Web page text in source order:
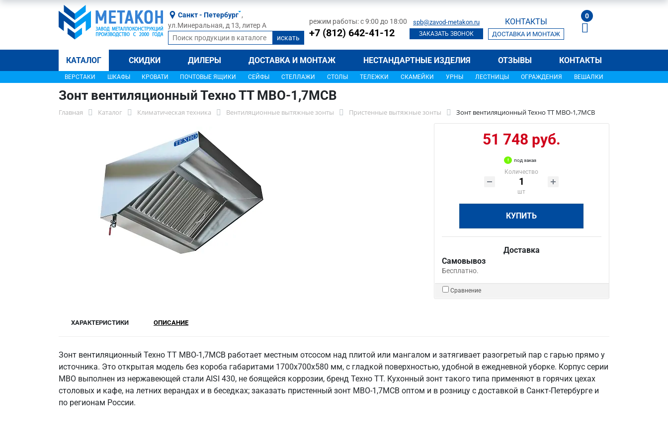
Санкт - Петербург ,
ул.Минеральная, д 13, литер А
режим работы: с 9:00 до 18:00
+7 (812) 642-41-12
spb@zavod-metakon.ru
ЗАКАЗАТЬ ЗВОНОК
КОНТАКТЫ
ДОСТАВКА И МОНТАЖ
0
КАТАЛОГ СКИДКИ ДИЛЕРЫ ДОСТАВКА И МОНТАЖ НЕСТАНДАРТНЫЕ ИЗДЕЛИЯ ОТЗЫВЫ КОНТАКТЫ
ВЕРСТАКИ ШКАФЫ КРОВАТИ ПОЧТОВЫЕ ЯЩИКИ СЕЙФЫ СТЕЛЛАЖИ СТОЛЫ ТЕЛЕЖКИ СКАМЕЙКИ УРНЫ ЛЕСТНИЦЫ ОГРАЖДЕНИЯ ВЕШАЛКИ
Зонт вентиляционный Техно ТТ МВО-1,7МСВ
Главная Каталог Климатическая техника Вентиляционные вытяжные зонты Пристенные вытяжные зонты Зонт вентиляционный Техно ТТ МВО-1,7МСВ
51 748 руб.
под заказ
Количество
шт
КУПИТЬ
Доставка
Самовывоз
Бесплатно.
Сравнение
ХАРАКТЕРИСТИКИ ОПИСАНИЕ
Зонт вентиляционный Техно ТТ МВО-1,7МСВ работает местным отсосом над плитой или мангалом и затягивает разогретый пар с гарью прямо у
источника. Это открытая модель без короба габаритами 1700х700х580 мм, с гладкой поверхностью, удобной в ежедневной уборке. Корпус серии
МВО выполнен из нержавеющей стали AISI 430, не боящейся коррозии, бренд Техно ТТ. Кухонный зонт такого типа применяют в горячих цехах
столовых и кафе, на летних верандах и в беседках; заказать пристенный зонт МВО-1,7МСВ оптом и в розницу с доставкой в Санкт‑Петербурге и
по регионам России.